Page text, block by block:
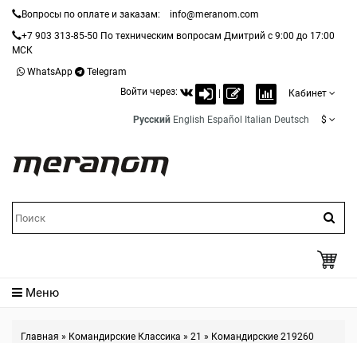
Вопросы по оплате и заказам:
info@meranom.com
+7 903 313-85-50 По техническим вопросам Дмитрий с 9:00 до 17:00
МСК
WhatsApp
Telegram
Войти через:
Кабинет
Русский English Español Italian Deutsch $
Меню
Главная » Командирские Классика » 21 » Командирские 219260